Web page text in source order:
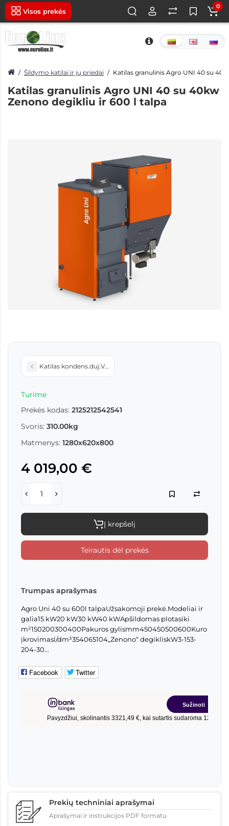
Visos prekės
0
Šildymo katilai ir jų priedai Katilas granulinis Agro UNI 40 su
Katilas granulinis Agro UNI 40 su 40kw
Zenono degikliu ir 600 l talpa
Katilas kondens.duj.Vaillant eco TEC VCW BL 236/5-3
Turime
Prekės kodas: 2125212542541
Svoris: 310.00kg
Matmenys: 1280x620x800
4 019,00 €
Į krepšelį
Teirautis dėl prekės
Trumpas aprašymas
Agro Uni 40 su 600l talpaUžsakomoji prekė.Modeliai ir
galia15 kW20 kW30 kW40 kWApšildomas plotasiki
m²150200300400Pakuros gylismm450450500600Kuro
įkrovimasl/dm³354065104„Zenono“ degikliskW3-153-
204-30...
Facebook Twitter
Prekių techniniai aprašymai
Aprašymai ir instrukcijos PDF formatu